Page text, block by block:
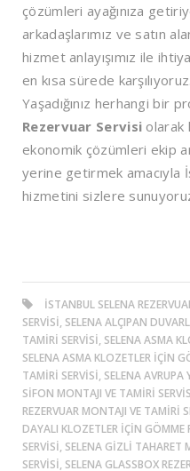
çözümleri ayağınıza
arkadaşlarımız ve satın
hizmet anlayışımız ile
en kısa sürede karşılıyoruz.
Yaşadığınız herhangi bir
Rezervuar Servisi olarak
ekonomik çözümleri ekip
yerine getirmek amacıyla
hizmetini sizlere
ISTANBUL SELENA
SERVISI, SELENA ALÇIPAN
TAMIRI SERVISI, SELENA ASMA
SELENA ASMA KLOZETLER IÇIN
TAMIRI SERVISI, SELENA AVRUPA
SIFON MONTAJI VE TAMIRI
REZERVUAR MONTAJI VE TAMIRI
DAYALI KLOZETLER IÇIN GÖMME
SERVISI, SELENA GIZLI TAHARET
SERVISI, SELENA GLASSBOX